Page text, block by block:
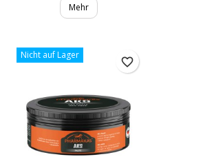
Mehr
Nicht auf Lager
favorite_border